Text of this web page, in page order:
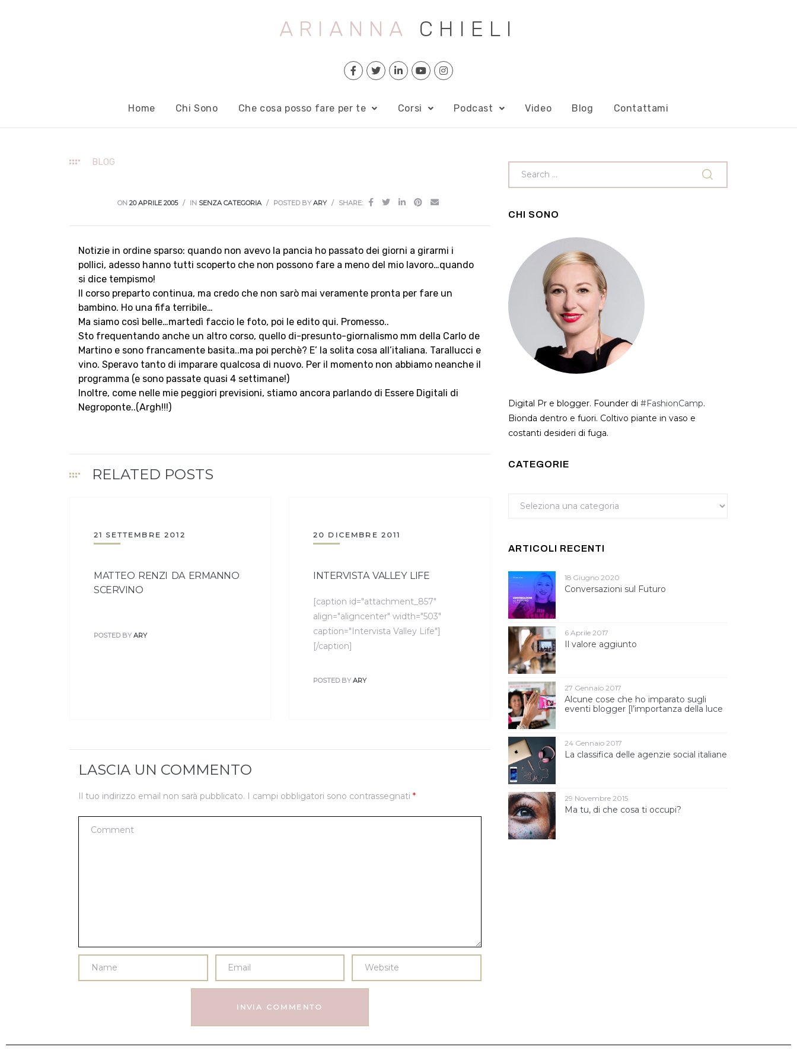
ARIANNA CHIELI
Home Chi Sono Che cosa posso fare per te Corsi Podcast Video Blog Contattami
BLOG
ON20 APRILE 2005 IN SENZA CATEGORIA POSTED BYARY SHARE:
Notizie in ordine sparso: quando non avevo la pancia ho passato dei giorni a girarmi i
pollici, adesso hanno tutti scoperto che non possono fare a meno del mio lavoro…quando
si dice tempismo!
Il corso preparto continua, ma credo che non sarò mai veramente pronta per fare un
bambino. Ho una fifa terribile…
Ma siamo così belle…martedì faccio le foto, poi le edito qui. Promesso..
Sto frequentando anche un altro corso, quello di-presunto-giornalismo mm della Carlo de
Martino e sono francamente basita..ma poi perchè? E’ la solita cosa all’italiana. Tarallucci e
vino. Speravo tanto di imparare qualcosa di nuovo. Per il momento non abbiamo neanche il
programma (e sono passate quasi 4 settimane!)
Inoltre, come nelle mie peggiori previsioni, stiamo ancora parlando di Essere Digitali di
Negroponte..(Argh!!!)
RELATED POSTS
21 SETTEMBRE 2012
MATTEO RENZI DA ERMANNO
SCERVINO
POSTED BY ARY
20 DICEMBRE 2011
INTERVISTA VALLEY LIFE
[caption id="attachment_857"
align="aligncenter" width="503"
caption="Intervista Valley Life"]
[/caption]
POSTED BY ARY
LASCIA UN COMMENTO
Il tuo indirizzo email non sarà pubblicato. I campi obbligatori sono contrassegnati *
CHI SONO
Digital Pr e blogger. Founder di #FashionCamp.
Bionda dentro e fuori. Coltivo piante in vaso e
costanti desideri di fuga.
CATEGORIE
ARTICOLI RECENTI
Conversazioni sul Futuro
18 Giugno 2020
Il valore aggiunto
6 Aprile 2017
Alcune cose che ho imparato sugli
eventi blogger [l’importanza della luce
27 Gennaio 2017
La classifica delle agenzie social italiane
24 Gennaio 2017
Ma tu, di che cosa ti occupi?
29 Novembre 2015